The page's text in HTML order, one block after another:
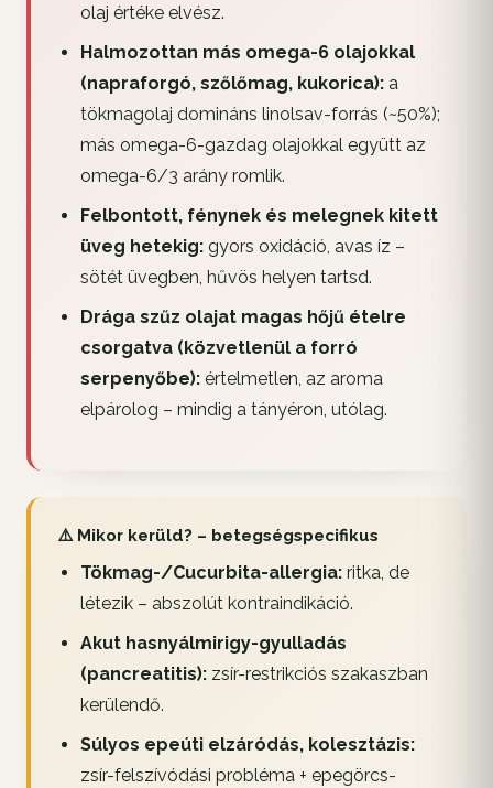
olaj értéke elvész.
Halmozottan más omega-6 olajokkal
(napraforgó, szőlőmag, kukorica):a
tökmagolaj domináns linolsav-forrás (~50%);
más omega-6-gazdag olajokkal együtt az
omega-6/3 arány romlik.
Felbontott, fénynek és melegnek kitett
üveg hetekig:gyors oxidáció, avas íz –
sötét üvegben, hűvös helyen tartsd.
Drága szűz olajat magas hőjű ételre
csorgatva (közvetlenül a forró
serpenyőbe):értelmetlen, az aroma
elpárolog – mindig a tányéron, utólag.
⚠️ Mikor kerüld? – betegségspecifikus
Tökmag-/Cucurbita-allergia:ritka, de
létezik – abszolút kontraindikáció.
Akut hasnyálmirigy-gyulladás
(pancreatitis):zsír-restrikciós szakaszban
kerülendő.
Súlyos epeúti elzáródás, kolesztázis:
zsír-felszívódási probléma + epegörcs-